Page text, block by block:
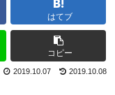
はてブ
コピー
2019.10.08
2019.10.07